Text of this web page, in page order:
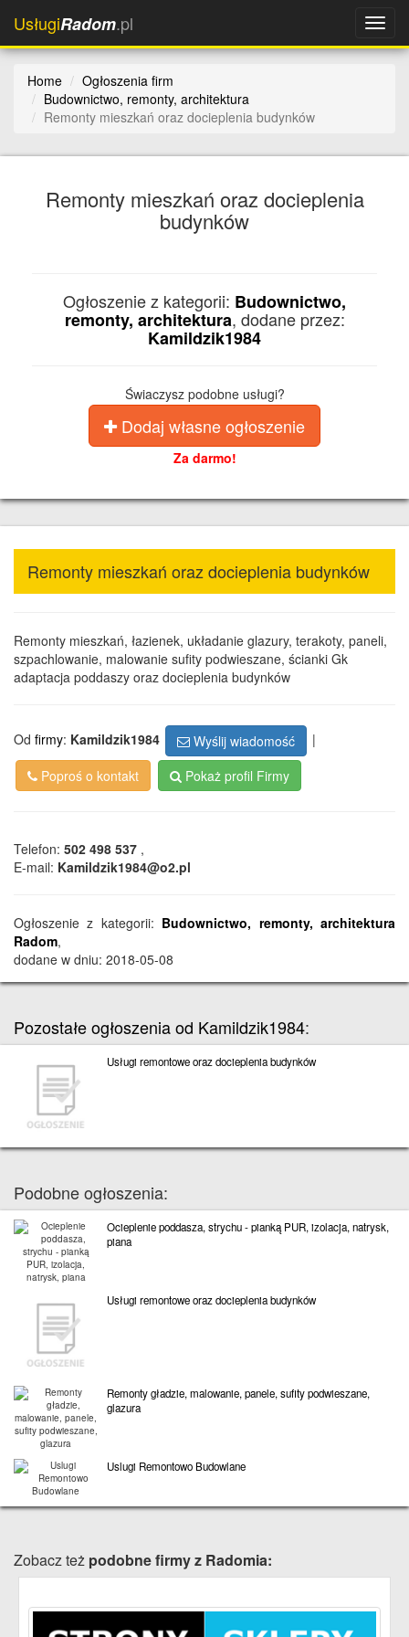
UsługiRadom.pl
Home
Ogłoszenia firm
Budownictwo, remonty, architektura
Remonty mieszkań oraz docieplenia budynków
Remonty mieszkań oraz docieplenia
budynków
Ogłoszenie z kategorii: Budownictwo,
remonty, architektura, dodane przez:
Kamildzik1984
Świaczysz podobne usługi?
Dodaj własne ogłoszenie
Za darmo!
Remonty mieszkań oraz docieplenia budynków
Remonty mieszkań, łazienek, układanie glazury, terakoty, paneli,
szpachlowanie, malowanie sufity podwieszane, ścianki Gk
adaptacja poddaszy oraz docieplenia budynków
Od firmy: Kamildzik1984 Wyślij wiadomość |
Poproś o kontakt Pokaż profil Firmy
Telefon: 502 498 537 ,
E-mail: Kamildzik1984@o2.pl
Ogłoszenie z kategorii: Budownictwo, remonty, architektura
Radom,
dodane w dniu: 2018-05-08
Pozostałe ogłoszenia od Kamildzik1984:
Usługi remontowe oraz docieplenia budynków
Podobne ogłoszenia:
Ocieplenie poddasza, strychu - pianką PUR, izolacja, natrysk,
piana
Usługi remontowe oraz docieplenia budynków
Remonty gładzie, malowanie, panele, sufity podwieszane,
glazura
Uslugi Remontowo Budowlane
Zobacz też podobne firmy z Radomia: